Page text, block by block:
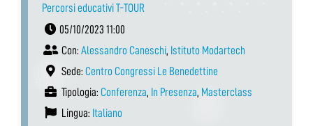
Percorsi educativi T-TOUR
05/10/2023 11:00
Con: Alessandro Caneschi, Istituto Modartech
Sede: Centro Congressi Le Benedettine
Tipologia: Conferenza, In Presenza, Masterclass
Lingua: Italiano